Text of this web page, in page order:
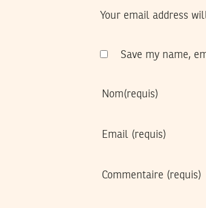
Your email address
Save my name,
Nom(requis)
Email (requis)
Commentaire (requis)